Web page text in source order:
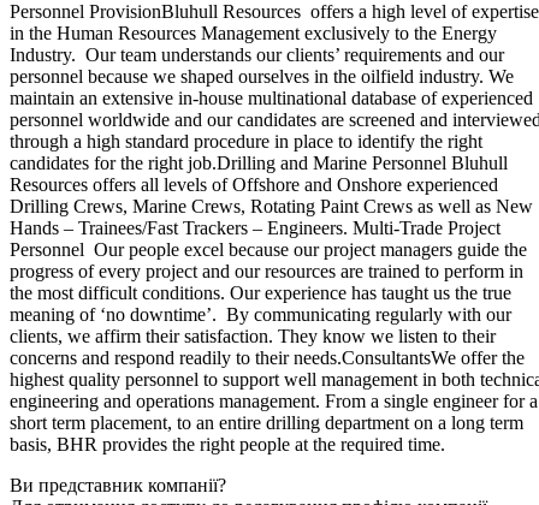
Personnel ProvisionBluhull Resources offers a high level of expertise
in the Human Resources Management exclusively to the Energy
Industry. Our team understands our clients’ requirements and our
personnel because we shaped ourselves in the oilfield industry. We
maintain an extensive in-house multinational database of experienced
personnel worldwide and our candidates are screened and
through a high standard procedure in place to identify the right
candidates for the right job.Drilling and Marine Personnel Bluhull
Resources offers all levels of Offshore and Onshore experienced
Drilling Crews, Marine Crews, Rotating Paint Crews as well as New
Hands – Trainees/Fast Trackers – Engineers. Multi-Trade Project
Personnel Our people excel because our project managers guide the
progress of every project and our resources are trained to perform in
the most difficult conditions. Our experience has taught us the true
meaning of ‘no downtime’. By communicating regularly with our
clients, we affirm their satisfaction. They know we listen to their
concerns and respond readily to their needs.ConsultantsWe offer the
highest quality personnel to support well management in both
engineering and operations management. From a single engineer for a
short term placement, to an entire drilling department on a long term
basis, BHR provides the right people at the required time.
Ви представник компанії?